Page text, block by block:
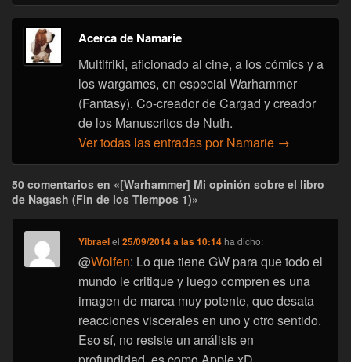
Acerca de Namarie
Multifriki, aficionado al cine, a los cómics y a
los wargames, en especial Warhammer
(Fantasy). Co-creador de Cargad y creador
de los Manuscritos de Nuth.
Ver todas las entradas por Namarie →
50 comentarios en «[Warhammer] Mi opinión sobre el libro
de Nagash (Fin de los Tiempos 1)»
Yibraelel25/09/2014 a las 10:14 ha dicho:
@Wolfen: Lo que tiene GW para que todo el
mundo le critique y luego compren es una
imagen de marca muy potente, que desata
reacciones viscerales en uno y otro sentido.
Eso sí, no resiste un análisis en